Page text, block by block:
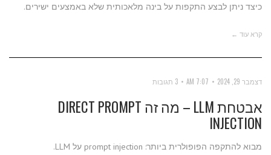
כיצד ניתן לבצע התקפות על בינה מלאכותית שלא באמצעים ישירים.
קרא עוד ←
דצמבר 29, 2024 7:07 AM 3 תגובות
אבטחת LLM – מה זה DIRECT PROMPT
INJECTION
מבוא להתקפה הפופולרית ביותר: prompt injection על LLM.